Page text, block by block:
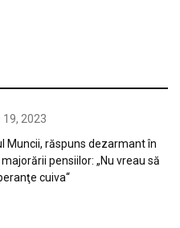
19, 2023
Muncii, răspuns dezarmant în
pensiilor: „Nu vreau să
cuiva“